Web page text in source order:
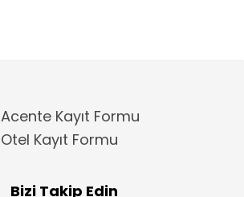
Acente Kayıt Formu
Otel Kayıt Formu
Bizi Takip Edin